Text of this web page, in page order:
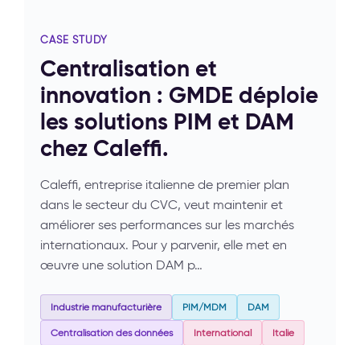
CASE STUDY
Centralisation et
innovation : GMDE déploie
les solutions PIM et DAM
chez Caleffi.
Caleffi, entreprise italienne de premier plan
dans le secteur du CVC, veut maintenir et
améliorer ses performances sur les marchés
internationaux. Pour y parvenir, elle met en
œuvre une solution DAM p…
Industrie manufacturière PIM/MDM DAM
Centralisation des données International Italie